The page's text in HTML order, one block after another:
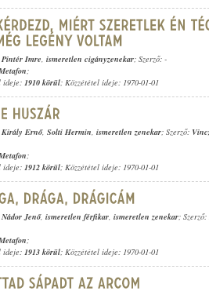
Pintér Imre, ismeretlen cigányzenekar; Szerző: -
;
ideje: 1910 körül; Közzététel ideje: 1970-01-01
Király Ernő, Solti Hermin, ismeretlen zenekar; Szerző:
;
ideje: 1912 körül; Közzététel ideje: 1970-01-01
Nádor Jenő, ismeretlen férfikar, ismeretlen zenekar; Szerző:
;
ideje: 1913 körül; Közzététel ideje: 1970-01-01